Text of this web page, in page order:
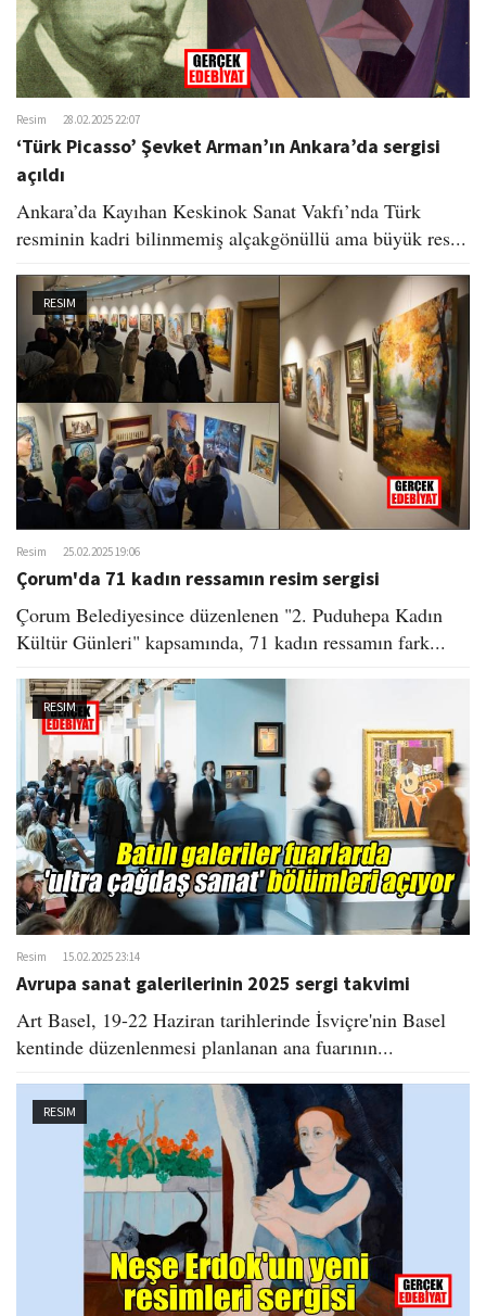
Resim 28.02.2025 22:07
‘Türk Picasso’ Şevket Arman’ın Ankara’da sergisi
açıldı
Ankara’da Kayıhan Keskinok Sanat Vakfı’nda Türk
resminin kadri bilinmemiş alçakgönüllü ama büyük res...
RESIM
Resim 25.02.2025 19:06
Çorum'da 71 kadın ressamın resim sergisi
Çorum Belediyesince düzenlenen "2. Puduhepa Kadın
Kültür Günleri" kapsamında, 71 kadın ressamın fark...
RESIM
Resim 15.02.2025 23:14
Avrupa sanat galerilerinin 2025 sergi takvimi
Art Basel, 19-22 Haziran tarihlerinde İsviçre'nin Basel
kentinde düzenlenmesi planlanan ana fuarının...
RESIM